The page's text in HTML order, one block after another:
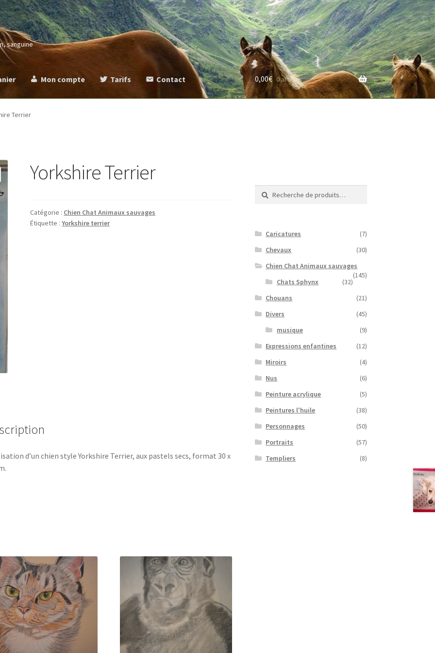
sanguine
Mon compte Tarifs Contact
Commande
0,00€ 0 article
Terrier
Yorkshire Terrier
Catégorie : Chien Chat Animaux sauvages
Étiquette :Yorkshire terrier
d’un chien style Yorkshire Terrier, aux pastels secs, format 30 x
Recherche
pour :
Recherche
Caricatures
(7)
Chevaux
(30)
Chien Chat Animaux sauvages
(145)
Chats Sphynx
(32)
Chouans
(21)
Divers
(45)
musique
(9)
Expressions enfantines
(12)
Miroirs
(4)
Nus
(6)
Peinture acrylique
(5)
Peintures l'huile
(38)
Personnages
(50)
Portraits
(57)
Templiers
(8)